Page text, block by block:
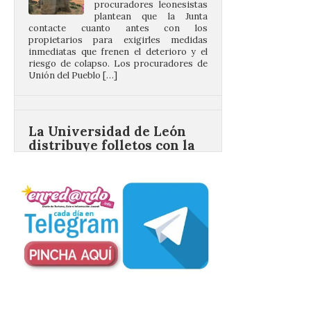
propietarios para exigirles medidas
inmediatas que frenen el deterioro y el
riesgo de colapso. Los procuradores de
Unión del Pueblo […]
programación del evento
del eclipse solar que
organiza con la ESA y el
7 Ago 2026
Los materiales ya pueden
recogerse gratuitamente
en la Oficina de
Información Turística de